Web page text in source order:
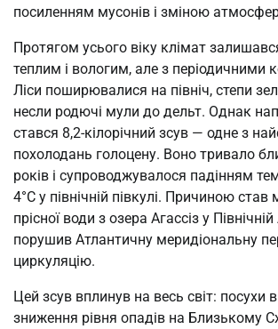
посиленням мусонів і зміною
Протягом усього віку клімат
теплим і вологим, але з періодичними
Ліси поширювалися на північ, степи
несли родючі мули до дельт. Однак
стався 8,2-кілорічний зсув — одне з
похолодань голоцену. Воно тривало
років і супроводжувалося падінням
4°C у північній півкулі. Причиною
прісної води з озера Агассіз у
порушив Атлантичну меридіональну
циркуляцію.
Цей зсув вплинув на весь світ: посухи
зниження рівня опадів на Близькому